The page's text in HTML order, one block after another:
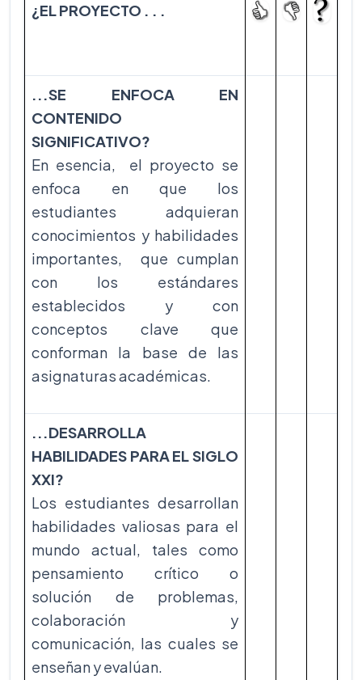
¿EL PROYECTO . . .
...SE ENFOCA EN
CONTENIDO
SIGNIFICATIVO?
En esencia, el proyecto se
enfoca en que los
estudiantes adquieran
conocimientos y habilidades
importantes, que cumplan
con los estándares
establecidos y con
conceptos clave que
conforman la base de las
asignaturas académicas.
...DESARROLLA
HABILIDADES PARA EL SIGLO
XXI?
Los estudiantes desarrollan
habilidades valiosas para el
mundo actual, tales como
pensamiento crítico o
solución de problemas,
colaboración y
comunicación, las cuales se
enseñan y evalúan.